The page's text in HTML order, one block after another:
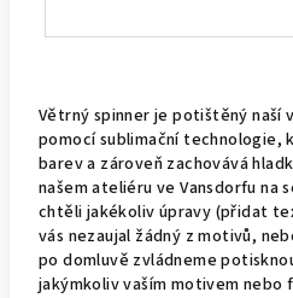
Větrný spinner je potištěný naší
pomocí sublimační technologie,
barev a zároveň zachovává
našem ateliéru ve Vansdorfu na
chtěli jakékoliv úpravy (přidat
vás nezaujal žádný z motivů,
po domluvě zvládneme
jakýmkoliv vaším motivem nebo